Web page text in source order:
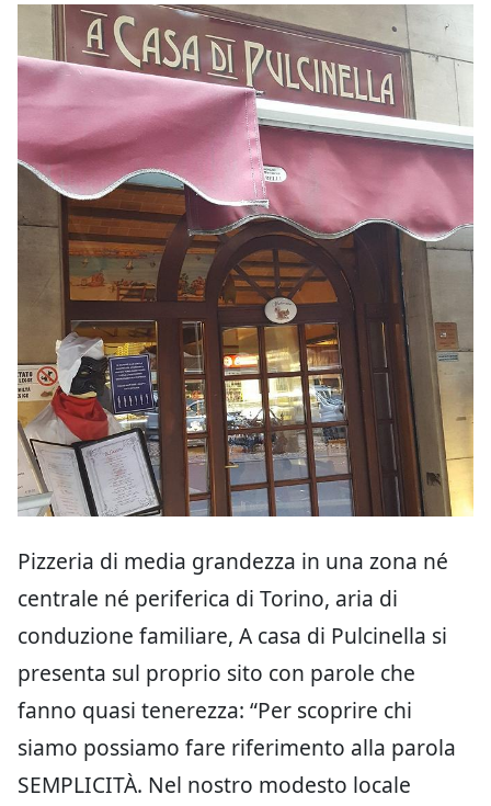
Pizzeria di media grandezza in una zona né
centrale né periferica di Torino, aria di
conduzione familiare, A casa di Pulcinella si
presenta sul proprio sito con parole che
fanno quasi tenerezza: “Per scoprire chi
siamo possiamo fare riferimento alla parola
SEMPLICITÀ. Nel nostro modesto locale